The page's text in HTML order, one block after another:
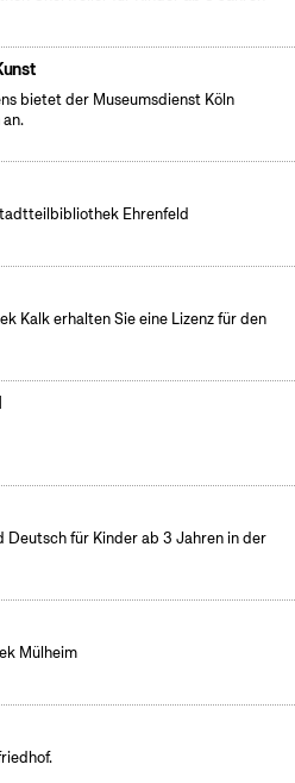
bietet der Museumsdienst Köln
Ehrenfeld
Kalk erhalten Sie eine Lizenz für den
Deutsch für Kinder ab 3 Jahren in der
Mülheim